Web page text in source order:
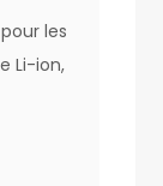
les
Li-ion,